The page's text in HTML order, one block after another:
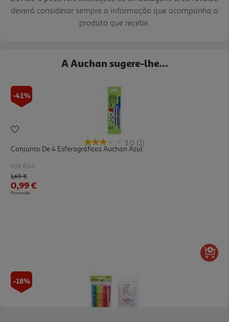
deverá considerar sempre a informação que acompanha o
produto que recebe.
A Auchan sugere-lhe...
-41%
3.0 (1)
Conjunto De 4 Esferográficas Auchan Azul
0.99 €/un
Price reduced from
1,69 €to
0,99 €
Promoção
-18%